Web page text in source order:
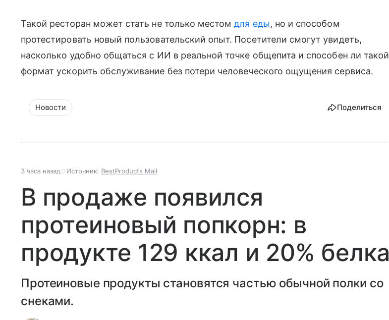
Такой ресторан может стать не только местомдля еды, но и способом
протестировать новый пользовательский опыт. Посетители смогут увидеть,
насколько удобно общаться с ИИ в реальной точке общепита и способен ли такой
формат ускорить обслуживание без потери человеческого ощущения сервиса.
Новости Поделиться
3 часа назад Источник: BestProducts Mail
В продаже появился
протеиновый попкорн: в
продукте 129 ккал и 20% белка
Протеиновые продукты становятся частью обычной полки со
снеками.